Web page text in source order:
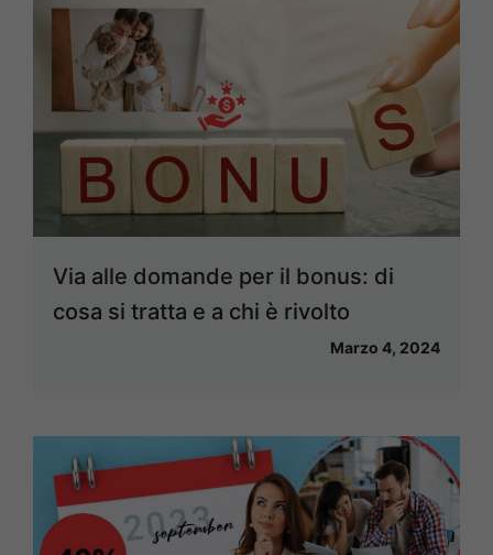
Via alle domande per il bonus: di
cosa si tratta e a chi è rivolto
Marzo 4, 2024